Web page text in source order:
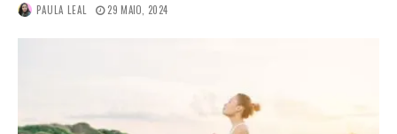
PAULA LEAL 29 MAIO, 2024